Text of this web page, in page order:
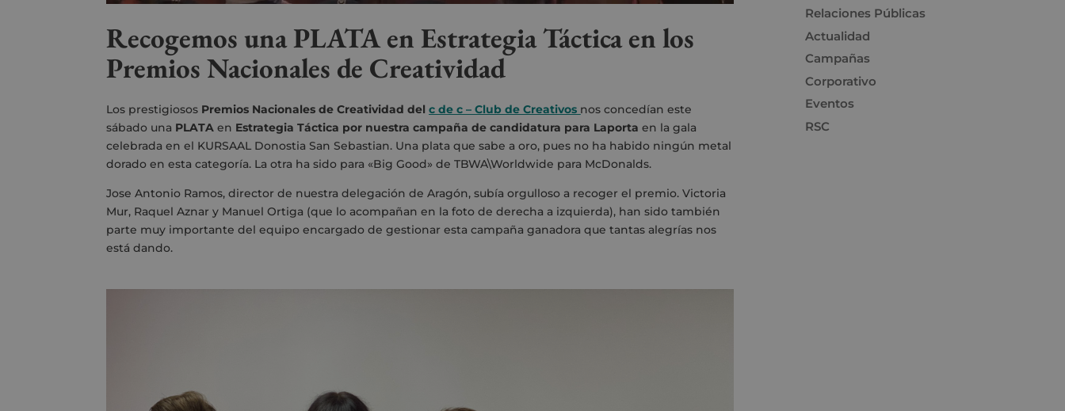
Recogemos una PLATA en Estrategia Táctica en los
Premios Nacionales de Creatividad
Los prestigiosos Premios Nacionales de Creatividad delc de c – Club de Creativos nos concedían este
sábado una PLATA en Estrategia Táctica por nuestracampaña de candidatura para Laporta en la gala
celebrada en el KURSAAL Donostia San Sebastian. Una plata que sabe a oro, pues no ha habido ningún metal
dorado en esta categoría. La otra ha sido para «Big Good» deTBWA\Worldwide para McDonalds.
Jose Antonio Ramos, director de nuestra delegación de Aragón, subía orgulloso a recoger el premio. Victoria
Mur, Raquel Aznar y Manuel Ortiga (que lo acompañan en la foto de derecha a izquierda), han sido también
parte muy importante del equipo encargado de gestionar esta campaña ganadora que tantas alegrías nos
está dando.
Relaciones Públicas
Actualidad
Campañas
Corporativo
Eventos
RSC